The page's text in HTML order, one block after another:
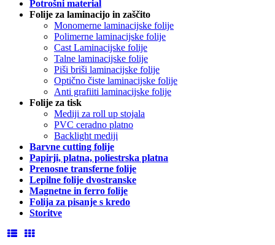
Potrošni material
Folije za laminacijo in zaščito
Monomerne laminacijske folije
Polimerne laminacijske folije
Cast Laminacijske folije
Talne laminacijske folije
Piši briši laminacijske folije
Optično čiste laminacijske folije
Anti grafiiti laminacijske folije
Folije za tisk
Mediji za roll up stojala
PVC ceradno platno
Backlight mediji
Barvne cutting folije
Papirji, platna, poliestrska platna
Prenosne transferne folije
Lepilne folije dvostranske
Magnetne in ferro folije
Folija za pisanje s kredo
Storitve